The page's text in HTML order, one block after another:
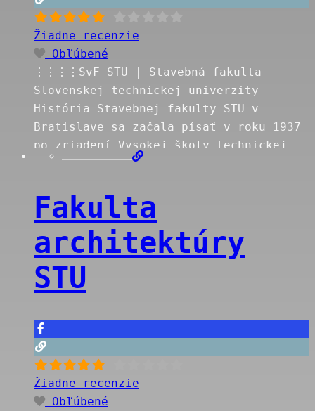
Žiadne recenzie
Obľúbené
⋮⋮⋮⋮SvF STU | Stavebná fakulta
Slovenskej technickej univerzity
História Stavebnej fakulty STU v
Bratislave sa začala písať v roku 1937
po zriadení Vysokej školy technickej
dr. Milana Rastislava Štefánika v
vysokej škole sa začalo v Martine 5.
decembra 1938 na troch oddeleniach: na
oddelení inžinierskeho staviteľstva
konštruktívneho a dopravného, na
oddelení inžinierskeho staviteľstva
vodohospodárskeho a
Fakulta
architektúry
STU
Žiadne recenzie
Obľúbené